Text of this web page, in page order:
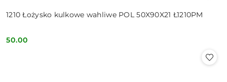
1210 Łożysko kulkowe wahliwe POL 50X90X21 Ł1210PM
Cena:
50.00